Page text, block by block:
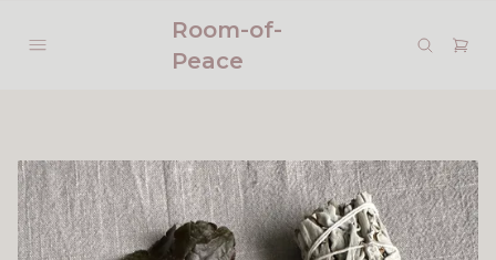
Room-of-
Peace